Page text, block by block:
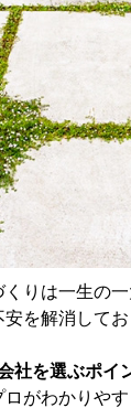
くりは一生の一
を解消して
社を選ぶポイ
がわかりやす